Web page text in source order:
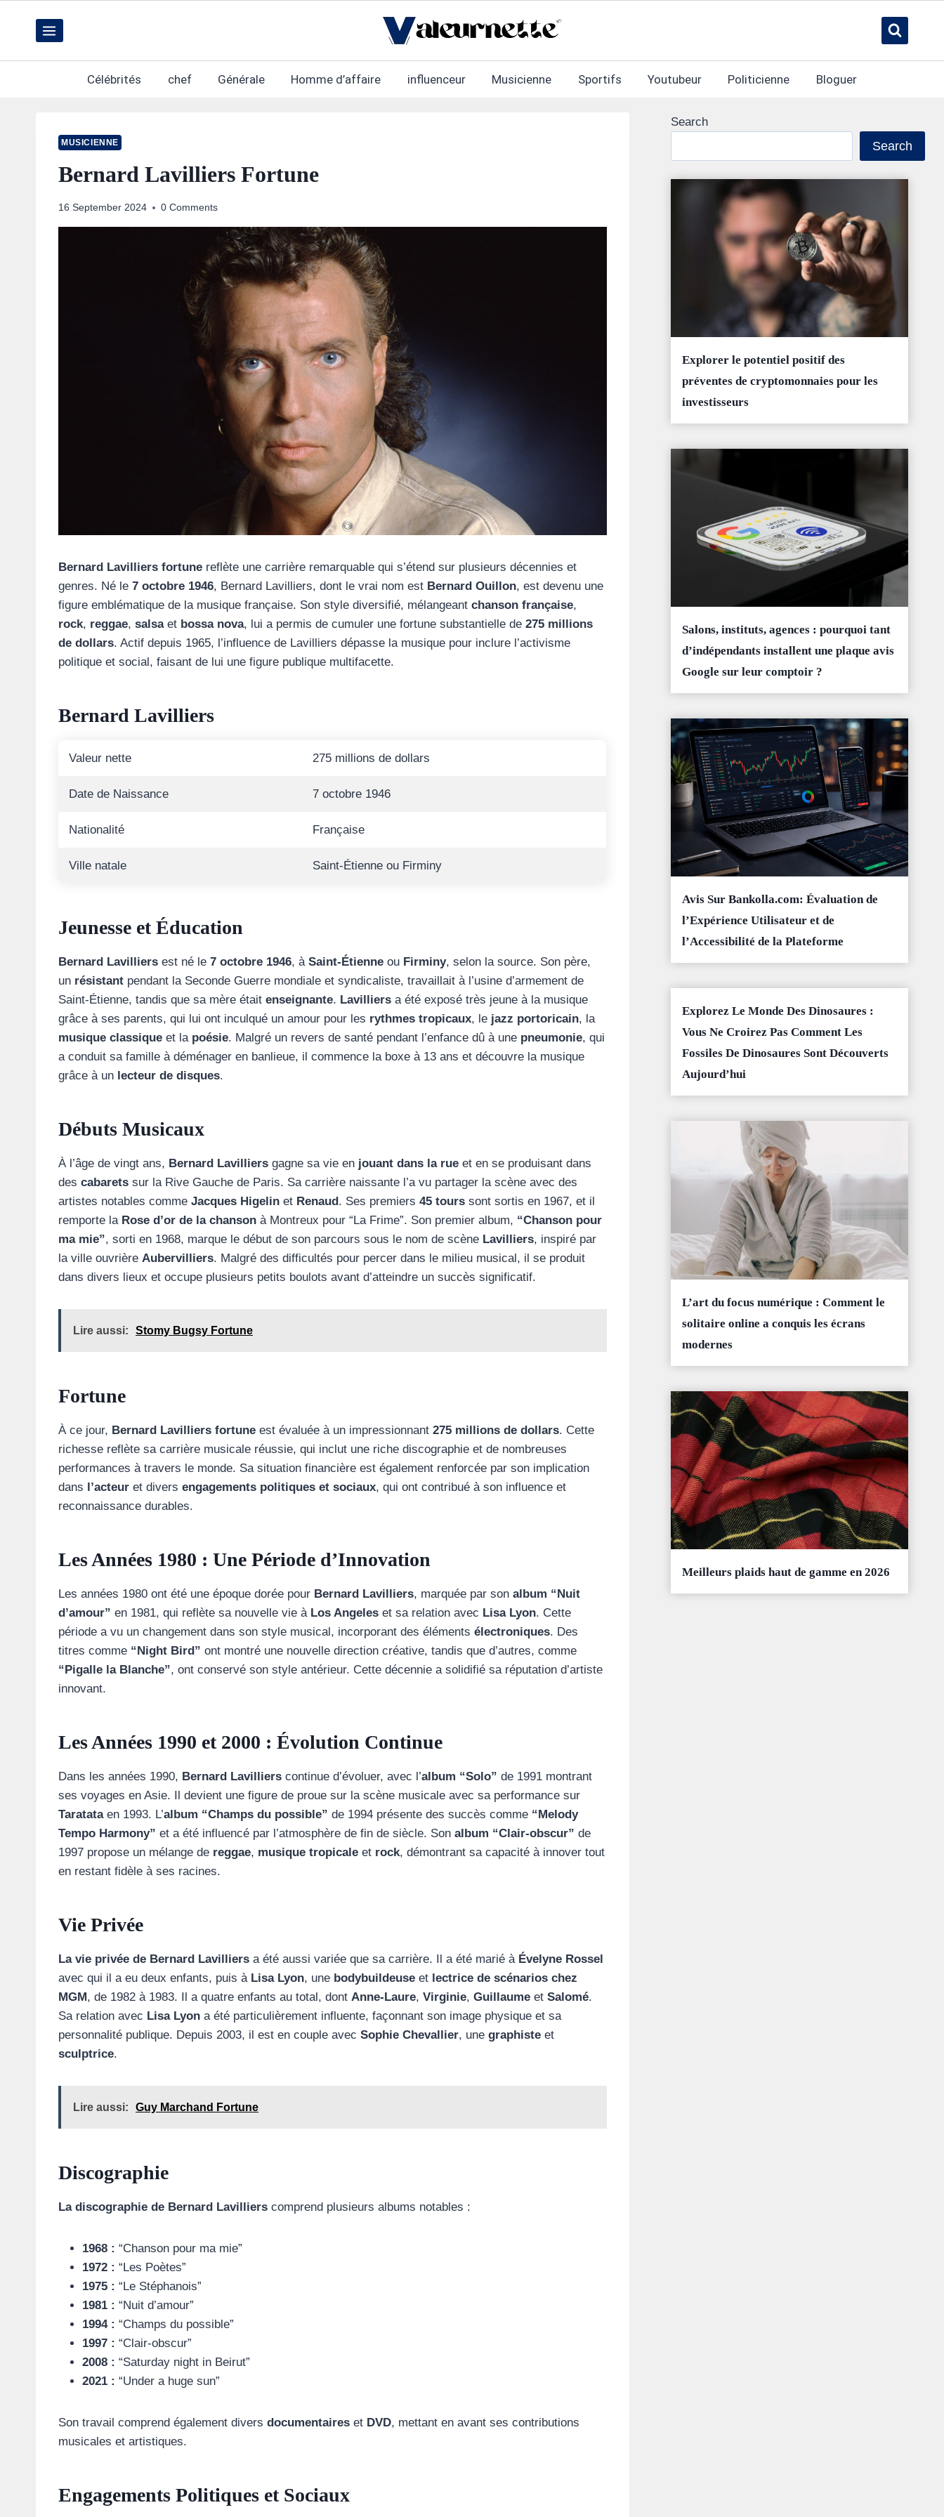
content
Célébrités chef Générale Homme d’affaire influenceur Musicienne Sportifs Youtubeur Politicienne Bloguer
MUSICIENNE
Bernard Lavilliers Fortune
16 September 2024 0 Comments
Bernard Lavilliers fortune reflète une carrière remarquable qui s’étend sur plusieurs décennies et
genres. Né le 7 octobre 1946, Bernard Lavilliers, dont le vrai nom est Bernard Ouillon, est devenu une
figure emblématique de la musique française. Son style diversifié, mélangeant chanson française,
rock, reggae, salsaet bossa nova, lui a permis de cumuler une fortune substantielle de 275 millions
de dollars. Actif depuis 1965, l’influence de Lavilliers dépasse la musique pour inclure l’activisme
politique et social, faisant de lui une figure publique multifacette.
Bernard Lavilliers
Valeur nette 275 millions de dollars
Date de Naissance 7 octobre 1946
Nationalité Française
Ville natale Saint-Étienne ou Firminy
Jeunesse et Éducation
Bernard Lavilliers est né le 7 octobre 1946, à Saint-Étienne ou Firminy, selon la source. Son père,
un résistant pendant la Seconde Guerre mondiale et syndicaliste, travaillait à l’usine d’armement de
Saint-Étienne, tandis que sa mère était enseignante. Lavilliers a été exposé très jeune à la musique
grâce à ses parents, qui lui ont inculqué un amour pour les rythmes tropicaux, le jazz portoricain, la
musique classique et la poésie. Malgré un revers de santé pendant l’enfance dû à une pneumonie, qui
a conduit sa famille à déménager en banlieue, il commence la boxe à 13 ans et découvre la musique
grâce à un lecteur de disques.
Débuts Musicaux
À l’âge de vingt ans, Bernard Lavilliers gagne sa vie en jouant dans la rue et en se produisant dans
des cabarets sur la Rive Gauche de Paris. Sa carrière naissante l’a vu partager la scène avec des
artistes notables comme Jacques Higelin et Renaud . Ses premiers 45 tours sont sortis en 1967, et il
remporte la Rose d’or de la chanson à Montreux pour “La Frime”. Son premier album, “Chanson pour
ma mie”, sorti en 1968, marque le début de son parcours sous le nom de scène Lavilliers, inspiré par
la ville ouvrière Aubervilliers. Malgré des difficultés pour percer dans le milieu musical, il se produit
dans divers lieux et occupe plusieurs petits boulots avant d’atteindre un succès significatif.
Lire aussi: Stomy Bugsy Fortune
Fortune
À ce jour, Bernard Lavilliers fortune est évaluée à un impressionnant 275 millions de dollars. Cette
richesse reflète sa carrière musicale réussie, qui inclut une riche discographie et de nombreuses
performances à travers le monde. Sa situation financière est également renforcée par son implication
dans
l’acteur et divers engagements politiques et sociaux, qui ont contribué à son influence et
reconnaissance durables.
Les Années 1980 : Une Période d’Innovation
Les années 1980 ont été une époque dorée pour Bernard Lavilliers, marquée par son album “Nuit
d’amour” en 1981, qui reflète sa nouvelle vie à Los Angeles et sa relation avec Lisa Lyon. Cette
période a vu un changement dans son style musical, incorporant des éléments électroniques. Des
titres comme “Night Bird” ont montré une nouvelle direction créative, tandis que d’autres, comme
“Pigalle la Blanche”, ont conservé son style antérieur. Cette décennie a solidifié sa réputation d’artiste
innovant.
Les Années 1990 et 2000 : Évolution Continue
Dans les années 1990, Bernard Lavilliers continue d’évoluer, avec l’album “Solo” de 1991 montrant
ses voyages en Asie. Il devient une figure de proue sur la scène musicale avec sa performance sur
Taratataen 1993. L’album “Champs du possible” de 1994 présente des succès comme “Melody
Tempo Harmony” et a été influencé par l’atmosphère de fin de siècle. Son album “Clair-obscur” de
1997 propose un mélange de reggae, musique tropicale et rock, démontrant sa capacité à innover tout
en restant fidèle à ses racines.
Vie Privée
La vie privée de Bernard Lavilliers a été aussi variée que sa carrière. Il a été marié à Évelyne Rossel
avec qui il a eu deux enfants, puis à Lisa Lyon, une bodybuildeuse et lectrice de scénarios chez
MGM , de 1982 à 1983. Il a quatre enfants au total, dont Anne-Laure, Virginie, Guillaume et Salomé.
Sa relation avec Lisa Lyon a été particulièrement influente, façonnant son image physique et sa
personnalité publique. Depuis 2003, il est en couple avec Sophie Chevallier, une graphiste et
sculptrice.
Lire aussi: Guy Marchand Fortune
Discographie
La discographie de Bernard Lavilliers comprend plusieurs albums notables :
1968 : “Chanson pour ma mie”
1972 : “Les Poètes”
1975 : “Le Stéphanois”
1981 : “Nuit d’amour”
1994 : “Champs du possible”
1997 : “Clair-obscur”
2008 : “Saturday night in Beirut”
2021 : “Under a huge sun”
Son travail comprend également divers documentaires et DVD, mettant en avant ses contributions
musicales et artistiques.
Engagements Politiques et Sociaux
Search
Search
Explorer le potentiel positif des
préventes de cryptomonnaies pour les
investisseurs
Salons, instituts, agences : pourquoi tant
d’indépendants installent une plaque avis
Google sur leur comptoir ?
Avis Sur Bankolla.com: Évaluation de
l’Expérience Utilisateur et de
l’Accessibilité de la Plateforme
Explorez Le Monde Des Dinosaures :
Vous Ne Croirez Pas Comment Les
Fossiles De Dinosaures Sont Découverts
Aujourd’hui
L’art du focus numérique : Comment le
solitaire online a conquis les écrans
modernes
Meilleurs plaids haut de gamme en 2026